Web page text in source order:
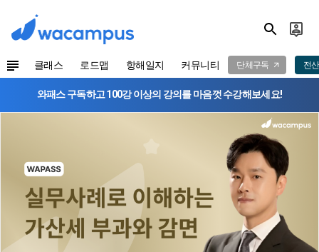
클래스 로드맵 항해일지 커뮤니티 단체구독 전
와패스 구독하고 100강 이상의 강의를 마음껏 수강해보세요!